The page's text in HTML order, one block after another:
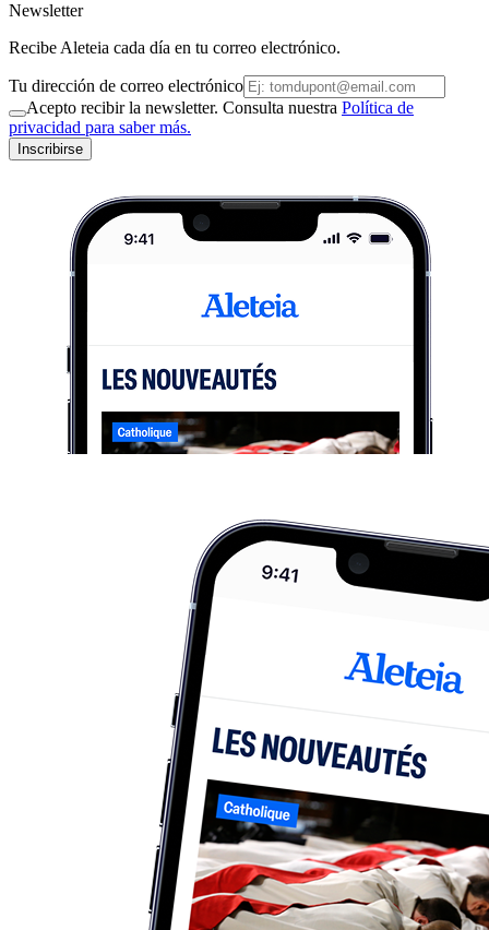
Newsletter
Recibe Aleteia cada día en tu correo electrónico.
Tu dirección de correo electrónico
Acepto recibir la newsletter. Consulta nuestra Política de
privacidad para saber más.
Inscribirse